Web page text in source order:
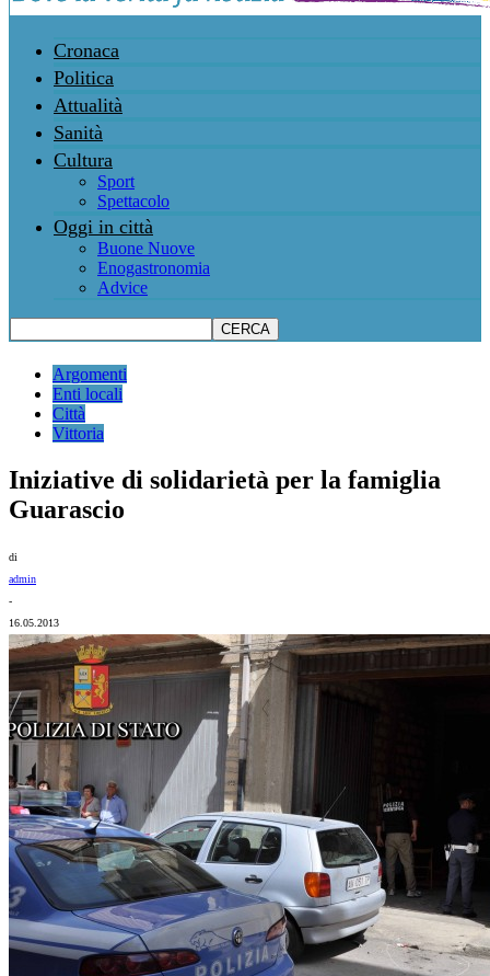
Cronaca
Politica
Attualità
Sanità
Cultura
Sport
Spettacolo
Oggi in città
Buone Nuove
Enogastronomia
Advice
Argomenti
Enti locali
Città
Vittoria
Iniziative di solidarietà per la famiglia
Guarascio
di
admin
-
16.05.2013